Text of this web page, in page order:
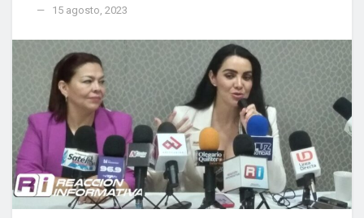
15 agosto, 2023